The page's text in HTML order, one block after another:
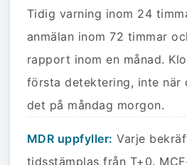
Tidig varning inom 24
anmälan inom 72 timmar
rapport inom en månad.
första detektering, inte när
det på måndag morgon.
MDR uppfyller: Varje
tidsstämplas från T+0.